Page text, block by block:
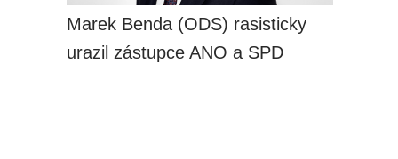
Marek Benda (ODS) rasisticky
urazil zástupce ANO a SPD